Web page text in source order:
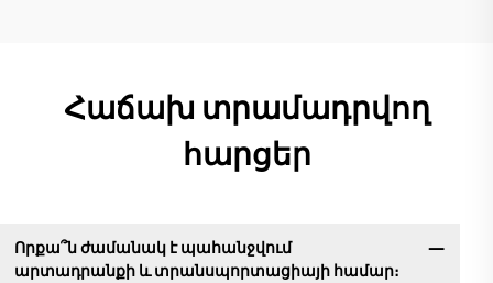
Հաճախ տրամադրվող
հարցեր
Որքա՞ն ժամանակ է պահանջվում
արտադրանքի և տրանսպորտացիայի համար։